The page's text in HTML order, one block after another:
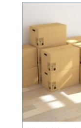
installatører en
rolle i
om vi sjældent
over det.
af varmea...